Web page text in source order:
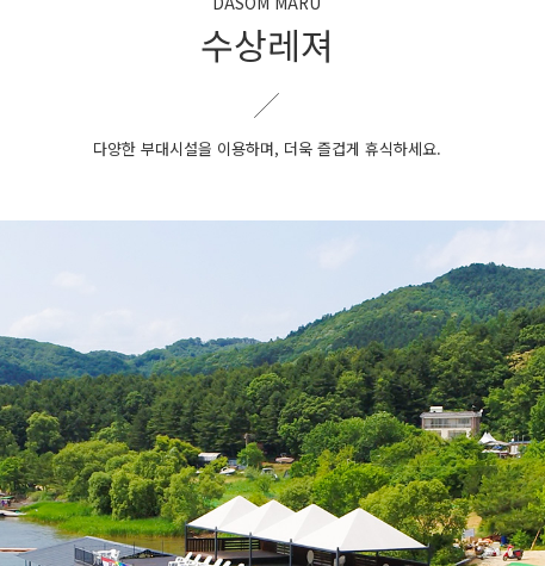
수상레져
다양한 부대시설을 이용하며, 더욱 즐겁게 휴식하세요.